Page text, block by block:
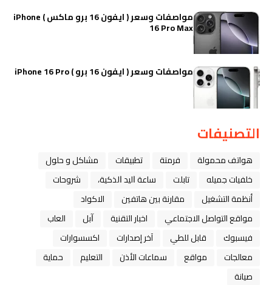
مواصفات وسعر ( ايفون 16 برو ماكس ) iPhone
16 Pro Max
مواصفات وسعر ( ايفون 16 برو ) iPhone 16 Pro
التصنيفات
هواتف محمولة فرمتة تطبيقات
مشاكل و حلول
خلفيات جميله
تابلت ﺳﺎﻋﺔ ﺍﻟﻴﺪ ﺍﻟﺬﻛﻴﺔ،
شروحات
أنظمة التشغيل
مقارنة بين هاتفين
الاكواد
مواقع التواصل الاجتماعي
اخبار التقنية ﺁﺑﻞ
العاب
فيسبوك
قابل للطي آخر إصدارات
اكسسوارات
معالجات
مواقع سماعات الأذن التعليم
حماية
صيانة